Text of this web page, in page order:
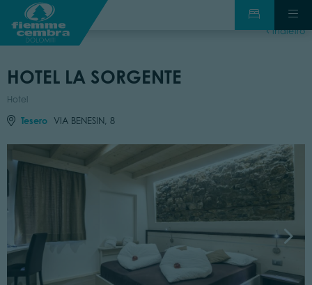
indietro
HOTEL LA SORGENTE
Hotel
Tesero VIA BENESIN, 8